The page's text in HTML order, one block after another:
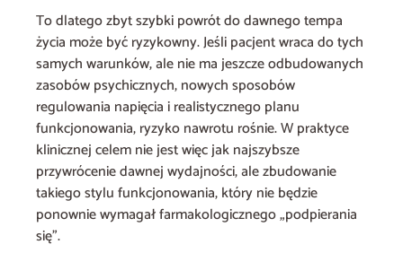
To dlatego zbyt szybki powrót do dawnego tempa
życia może być ryzykowny. Jeśli pacjent wraca do tych
samych warunków, ale nie ma jeszcze odbudowanych
zasobów psychicznych, nowych sposobów
regulowania napięcia i realistycznego planu
funkcjonowania, ryzyko nawrotu rośnie. W praktyce
klinicznej celem nie jest więc jak najszybsze
przywrócenie dawnej wydajności, ale zbudowanie
takiego stylu funkcjonowania, który nie będzie
ponownie wymagał farmakologicznego „podpierania
się”.